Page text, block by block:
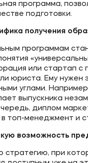
программа,
подготовки.
получения
программам
или стартап
юриста. Ему
углами.
выпускника
диплом
топ-менеджмент и
возможность
стратегию, при